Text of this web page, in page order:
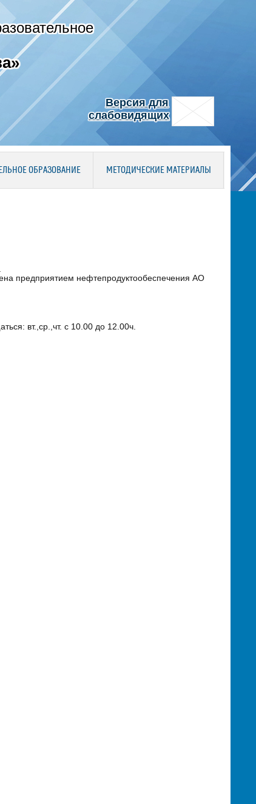
Версия для
слабовидящих
ОБРАЗОВАНИЕ МЕТОДИЧЕСКИЕ МАТЕРИАЛЫ
предприятием нефтепродуктообеспечения АО
вт.,ср.,чт. с 10.00 до 12.00ч.